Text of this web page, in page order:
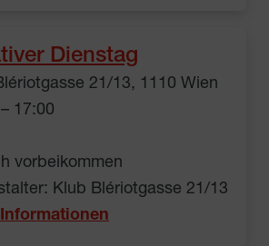
Dienstag
21/13, 1110 Wien
17:00
vorbeikommen
Klub Blériotgasse 21/13